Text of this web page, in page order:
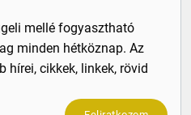
mellé fogyasztható
minden hétköznap. Az
hírei, cikkek, linkek, rövid